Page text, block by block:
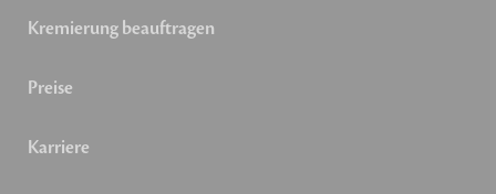
Kremierung beauftragen
Preise
Karriere